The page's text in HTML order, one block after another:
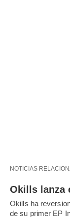
NOTICIAS
Okills lanza
Okills ha
de su primer EP